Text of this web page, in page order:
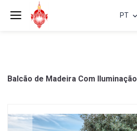
PT
Balcão de Madeira Com Iluminação